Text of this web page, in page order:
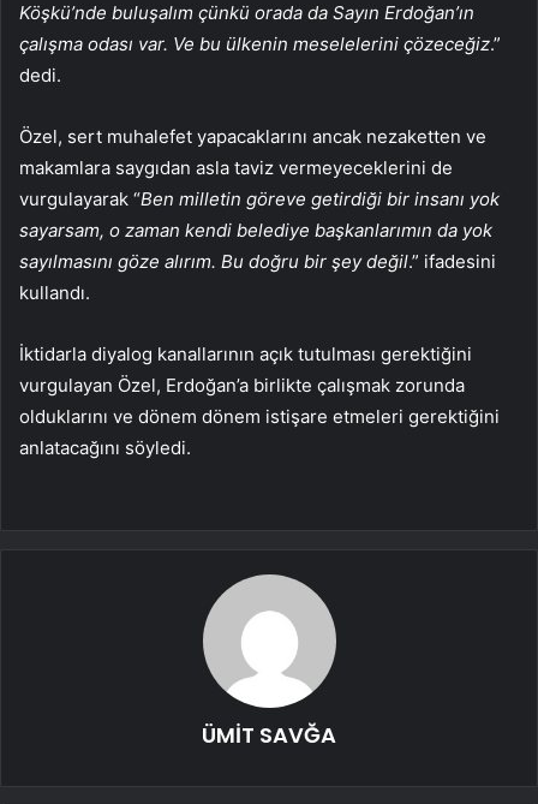
Köşkü’nde buluşalım çünkü orada da Sayın Erdoğan’ın
çalışma odası var. Ve bu ülkenin meselelerini çözeceğiz.”
dedi.
Özel, sert muhalefet yapacaklarını ancak nezaketten ve
makamlara saygıdan asla taviz vermeyeceklerini de
vurgulayarak “Ben milletin göreve getirdiği bir insanı yok
sayarsam, o zaman kendi belediye başkanlarımın da yok
sayılmasını göze alırım. Bu doğru bir şey değil.” ifadesini
kullandı.
İktidarla diyalog kanallarının açık tutulması gerektiğini
vurgulayan Özel, Erdoğan’a birlikte çalışmak zorunda
olduklarını ve dönem dönem istişare etmeleri gerektiğini
anlatacağını söyledi.
ÜMİT SAVĞA